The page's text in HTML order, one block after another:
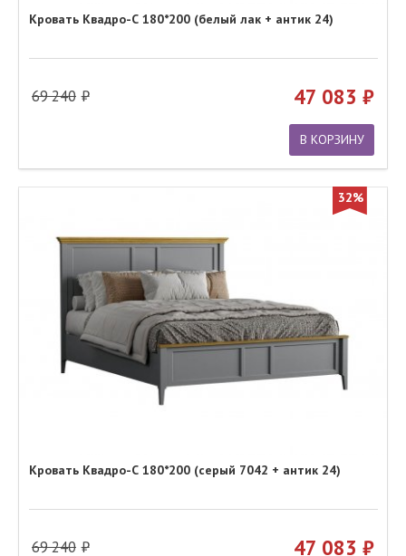
Кровать Квадро-С 180*200 (белый лак + антик 24)
69 240 47 083
В КОРЗИНУ
32%
Кровать Квадро-С 180*200 (серый 7042 + антик 24)
69 240 47 083